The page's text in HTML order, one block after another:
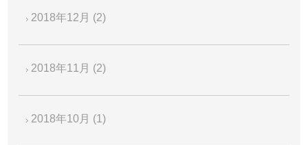
2018年12月 (2)
2018年11月 (2)
2018年10月 (1)